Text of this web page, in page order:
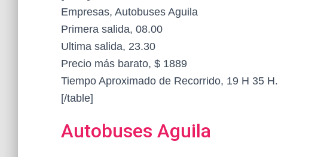
Empresas, Autobuses Aguila
Primera salida, 08.00
Ultima salida, 23.30
Precio más barato, $ 1889
Tiempo Aproximado de Recorrido, 19 H 35 H.
[/table]
Autobuses Aguila